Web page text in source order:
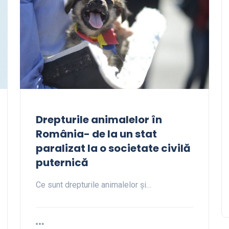
Drepturile animalelor în
România- de la un stat
paralizat la o societate civilă
puternică
Ce sunt drepturile animalelor și…